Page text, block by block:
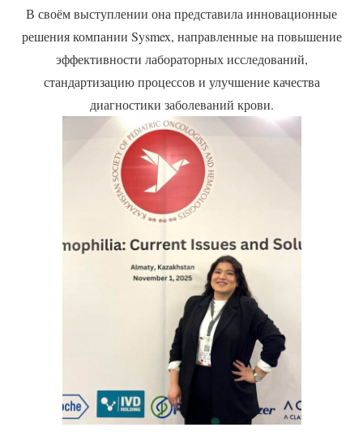
В своём выступлении она представила инновационные
решения компании Sysmex, направленные на повышение
эффективности лабораторных исследований,
стандартизацию процессов и улучшение качества
диагностики заболеваний крови.